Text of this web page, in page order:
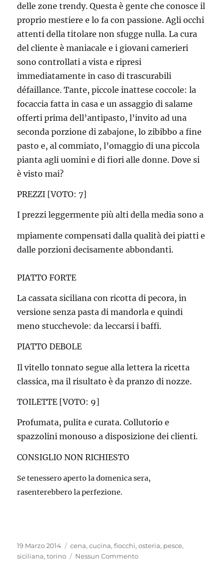
delle zone trendy. Questa è gente che conosce il
proprio mestiere e lo fa con passione. Agli occhi
attenti della titolare non sfugge nulla. La cura
del cliente è maniacale e i giovani camerieri
sono controllati a vista e ripresi
immediatamente in caso di trascurabili
défaillance. Tante, piccole inattese coccole: la
focaccia fatta in casa e un assaggio di salame
offerti prima dell’antipasto, l’invito ad una
seconda porzione di zabajone, lo zibibbo a fine
pasto e, al commiato, l’omaggio di una piccola
pianta agli uomini e di fiori alle donne. Dove si
è visto mai?
PREZZI [VOTO: 7]
I prezzi leggermente più alti della media sono a
mpiamente compensati dalla qualità dei piatti e
dalle porzioni decisamente abbondanti.
PIATTO FORTE
La cassata siciliana con ricotta di pecora, in
versione senza pasta di mandorla e quindi
meno stucchevole: da leccarsi i baffi.
PIATTO DEBOLE
Il vitello tonnato segue alla lettera la ricetta
classica, ma il risultato è da pranzo di nozze.
TOILETTE [VOTO: 9]
Profumata, pulita e curata. Collutorio e
spazzolini monouso a disposizione dei clienti.
CONSIGLIO NON RICHIESTO
Se tenessero aperto la domenica sera,
rasenterebbero la perfezione.
Pubblicato
il
19 Marzo 2014 Tag
cena,cucina,fiocchi,osteria, pesce,
siciliana,torino Nessun Commento